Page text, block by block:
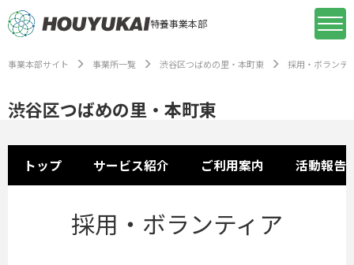
特養事業本部
事業本部サイト 事業所一覧 渋谷区つばめの里・本町東 採用・ボランテ
渋谷区つばめの里・本町東
トップ サービス紹介 ご利用案内 活動報告
採用・ボランティア